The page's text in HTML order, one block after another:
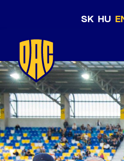
SK HU